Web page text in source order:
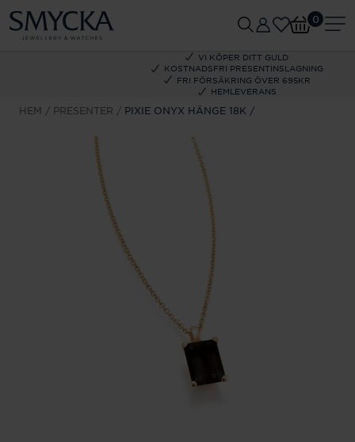
VI KÖPER DITT GULD
KOSTNADSFRI PRESENTINSLAGNING
FRI FÖRSÄKRING ÖVER 695KR
HEMLEVERANS
0
HEM PRESENTER PIXIE ONYX HÄNGE 18K